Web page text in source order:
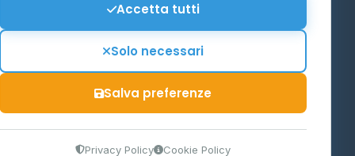
Contattaci
Accetta tutti
Solo necessari
Salva preferenze
Privacy Policy Cookie Policy